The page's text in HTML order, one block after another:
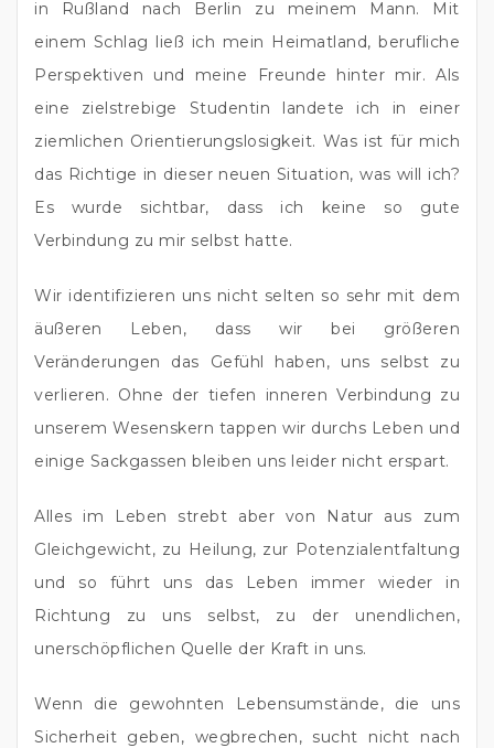
in Rußland nach Berlin zu meinem Mann. Mit
einem Schlag ließ ich mein Heimatland, berufliche
Perspektiven und meine Freunde hinter mir. Als
eine zielstrebige Studentin landete ich in einer
ziemlichen Orientierungslosigkeit. Was ist für mich
das Richtige in dieser neuen Situation, was will ich?
Es wurde sichtbar, dass ich keine so gute
Verbindung zu mir selbst hatte.
Wir identifizieren uns nicht selten so sehr mit dem
äußeren Leben, dass wir bei größeren
Veränderungen das Gefühl haben, uns selbst zu
verlieren. Ohne der tiefen inneren Verbindung zu
unserem Wesenskern tappen wir durchs Leben und
einige Sackgassen bleiben uns leider nicht erspart.
Alles im Leben strebt aber von Natur aus zum
Gleichgewicht, zu Heilung, zur Potenzialentfaltung
und so führt uns das Leben immer wieder in
Richtung zu uns selbst, zu der unendlichen,
unerschöpflichen Quelle der Kraft in uns.
Wenn die gewohnten Lebensumstände, die uns
Sicherheit geben, wegbrechen, sucht nicht nach